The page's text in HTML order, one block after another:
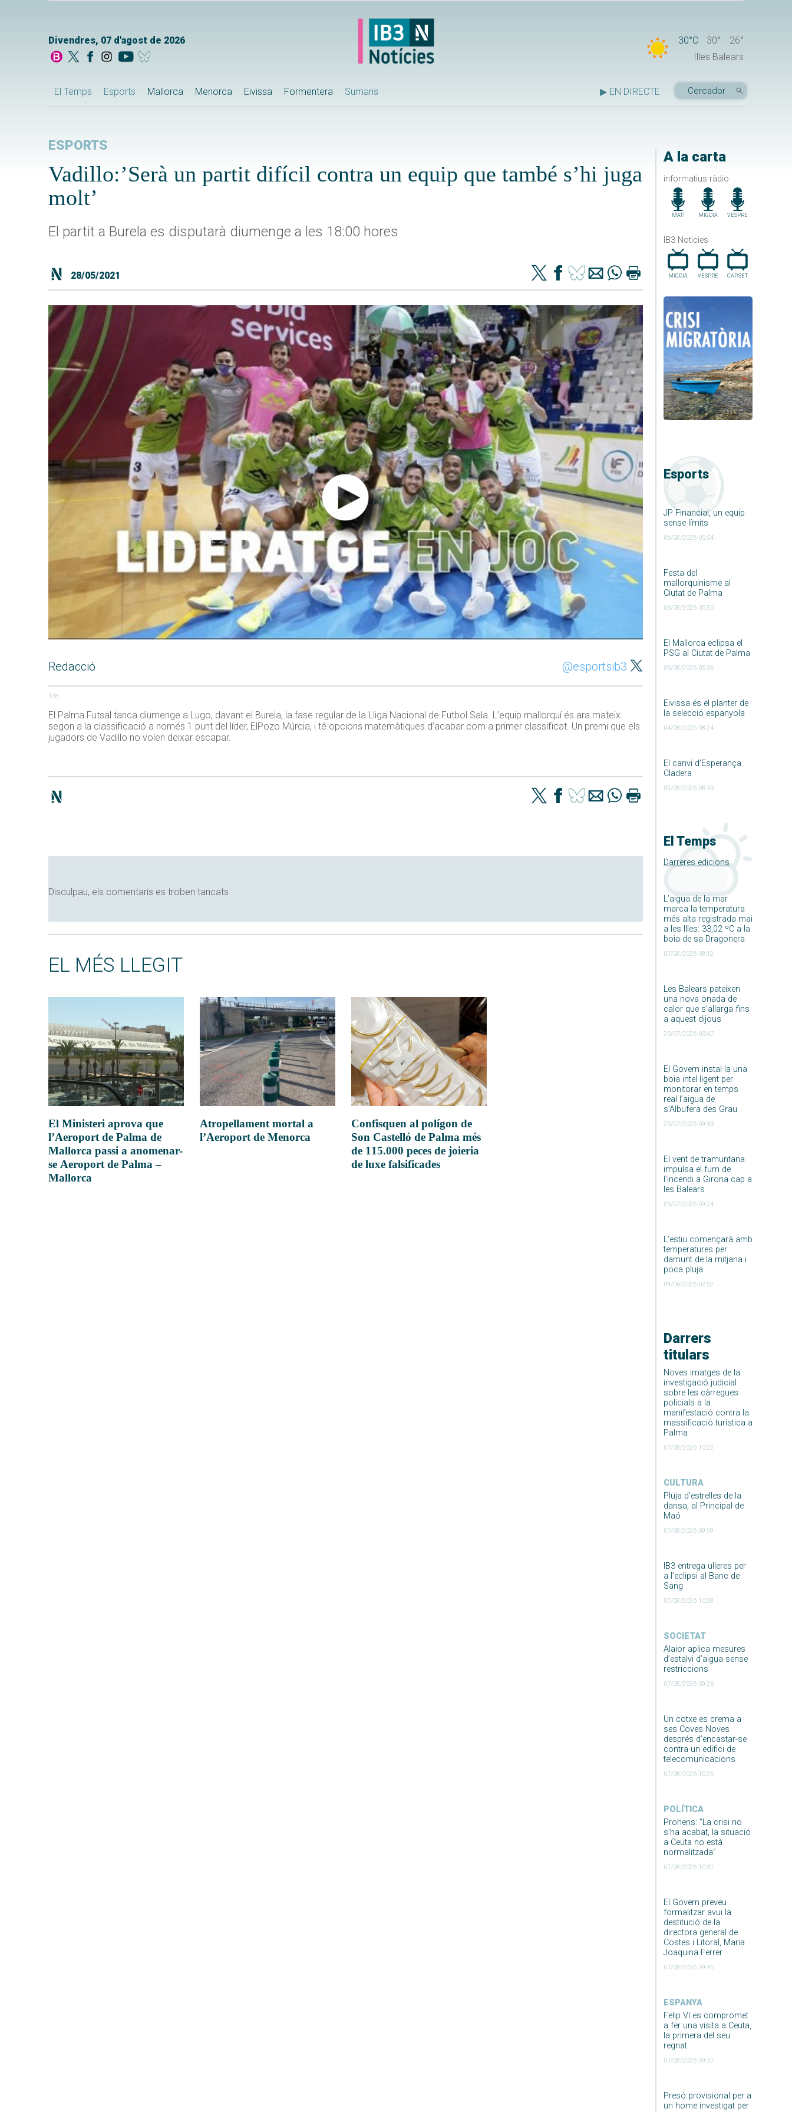
Divendres, 07 d'agost de 2026 30°C 30°
26°
Illes Balears
El Temps Esports Mallorca Menorca Eivissa Formentera Sumaris ▶ EN DIRECTE
A la carta
informatius ràdio
MATÍ MIGDIA VESPRE
IB3 Noticies
MIGDIA VESPRE CAP.SET
Esports
JP Financial, un equip
sense límits
06/08/2026 05:54
Festa del
mallorquinisme al
Ciutat de Palma
06/08/2026 05:50
El Mallorca eclipsa el
PSG al Ciutat de Palma
06/08/2026 05:36
Eivissa és el planter de
la selecció espanyola
04/08/2026 08:24
El canvi d’Esperança
Cladera
02/08/2026 08:43
El Temps
Darreres edicions
L’aigua de la mar
marca la temperatura
més alta registrada mai
a les Illes: 33,02 ºC a la
boia de sa Dragonera
07/08/2026 08:12
Les Balears pateixen
una nova onada de
calor que s’allarga fins
a aquest dijous
20/07/2026 03:47
El Govern instal·la una
boia intel·ligent per
monitorar en temps
real l’aigua de
s’Albufera des Grau
20/07/2026 09:33
El vent de tramuntana
impulsa el fum de
l’incendi a Girona cap a
les Balears
03/07/2026 09:24
L’estiu començarà amb
temperatures per
damunt de la mitjana i
poca pluja
09/06/2026 02:52
Darrers
titulars
Noves imatges de la
investigació judicial
sobre les càrregues
policials a la
manifestació contra la
massificació turística a
Palma
07/08/2026 10:22
CULTURA
Pluja d’estrelles de la
dansa, al Principal de
Maó
07/08/2026 09:59
IB3 entrega ulleres per
a l’eclipsi al Banc de
Sang
07/08/2026 10:28
SOCIETAT
Alaior aplica mesures
d’estalvi d’aigua sense
restriccions
07/08/2026 09:26
Un cotxe es crema a
ses Coves Noves
després d’encastar-se
contra un edifici de
telecomunicacions
07/08/2026 10:26
POLÍTICA
Prohens: “La crisi no
s’ha acabat, la situació
a Ceuta no està
normalitzada”
07/08/2026 10:31
El Govern preveu
formalitzar avui la
destitució de la
directora general de
Costes i Litoral, Maria
Joaquina Ferrer
07/08/2026 09:45
ESPANYA
Felip VI es compromet
a fer una visita a Ceuta,
la primera del seu
regnat
07/08/2026 09:37
Presó provisional per a
un home investigat per
ESPORTS
Vadillo:’Serà un partit difícil contra un equip que també s’hi juga
molt’
El partit a Burela es disputarà diumenge a les 18:00 hores
28/05/2021
Redacció @esportsib3
158
El Palma Futsal tanca diumenge a Lugo, davant el Burela, la fase regular de la Lliga Nacional de Futbol Sala. L’equip mallorquí és ara mateix
segon a la classificació a només 1 punt del líder, ElPozo Múrcia, i té opcions matemàtiques d’acabar com a primer classificat. Un premi que els
jugadors de Vadillo no volen deixar escapar.
Disculpau, els comentaris es troben tancats
EL MÉS LLEGIT
El Ministeri aprova que
l’Aeroport de Palma de
Mallorca passi a anomenar-
se Aeroport de Palma –
Mallorca
Atropellament mortal a
l’Aeroport de Menorca
Confisquen al polígon de
Son Castelló de Palma més
de 115.000 peces de joieria
de luxe falsificades